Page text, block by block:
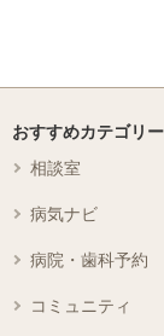
おすすめカテゴリー
相談室
病気ナビ
病院・歯科予約
コミュニティ